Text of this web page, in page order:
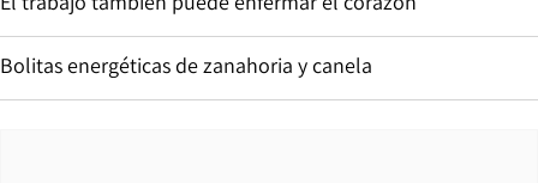
Bolitas energéticas de zanahoria y canela